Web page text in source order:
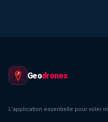
Geodrones
L’application essentielle pour voler